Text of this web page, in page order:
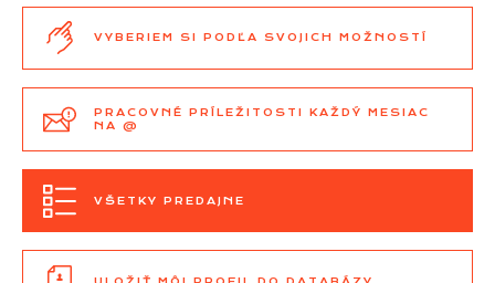
VYBERIEM SI PODĽA SVOJICH MOŽNOSTÍ
PRACOVNÉ PRÍLEŽITOSTI KAŽDÝ MESIAC
NA @
VŠETKY PREDAJNE